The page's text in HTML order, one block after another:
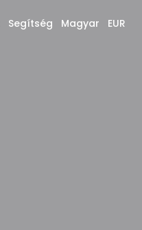
Segítség Magyar EUR